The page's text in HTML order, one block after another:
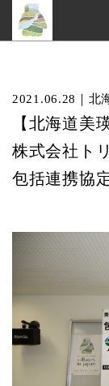
2021.06.28｜北
【北海道美
株式会社ト
包括連携協